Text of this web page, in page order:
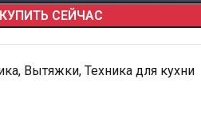
КУПИТЬ СЕЙЧАС
, Вытяжки, Техника для кухни